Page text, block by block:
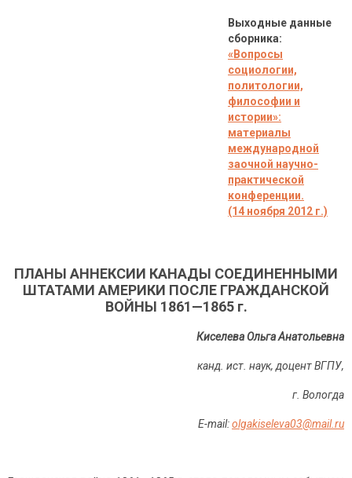
Выходные данные
сборника:
«Вопросы
социологии,
политологии,
философии и
истории»:
материалы
международной
заочной научно-
практической
конференции.
(14 ноября 2012 г.)
ПЛАНЫ АННЕКСИИ КАНАДЫ СОЕДИНЕННЫМИ
ШТАТАМИ АМЕРИКИ ПОСЛЕ ГРАЖДАНСКОЙ
ВОЙНЫ 1861—1865 г.
Киселева Ольга Анатольевна
канд. ист. наук, доцент ВГПУ,
г. Вологда
E-mail:olgakiseleva03@mail.ru